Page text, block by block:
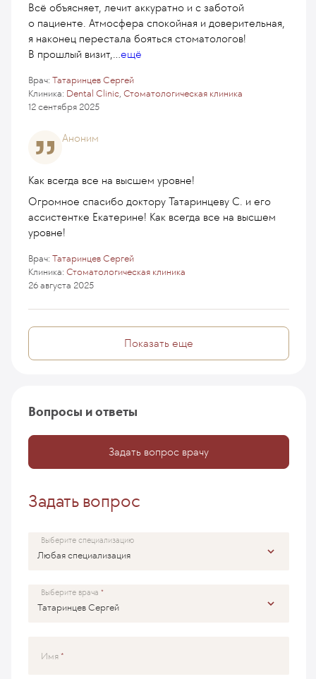
Всё объясняет, лечит аккуратно и с заботой
о пациенте. Атмосфера спокойная и доверительная,
я наконец перестала бояться стоматологов!
В прошлый визит,...ещё
Клиника: Dental Clinic, Стоматологическая клиника
Врач: Татаринцев Сергей
12 сентября 2025
Аноним
Как всегда все на высшем уровне!
Огромное спасибо доктору Татаринцеву С. и его
ассистентке Екатерине! Как всегда все на высшем
уровне!
Клиника: Стоматологическая клиника
Врач: Татаринцев Сергей
26 августа 2025
Показать еще
Вопросы и ответы
Задать вопрос врачу
Задать вопрос
Выберите специализацию
Выберите врача
Имя